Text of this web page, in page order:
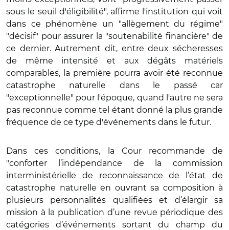
sous le seuil d'éligibilité", affirme l'institution qui voit
dans ce phénomène un "allègement du régime"
"décisif" pour assurer la "soutenabilité financière" de
ce dernier. Autrement dit, entre deux sécheresses
de même intensité et aux dégâts matériels
comparables, la première pourra avoir été reconnue
catastrophe naturelle dans le passé car
"exceptionnelle" pour l'époque, quand l'autre ne sera
pas reconnue comme tel étant donné la plus grande
fréquence de ce type d'événements dans le futur.
Dans ces conditions, la Cour recommande de
"conforter l’indépendance de la commission
interministérielle de reconnaissance de l’état de
catastrophe naturelle en ouvrant sa composition à
plusieurs personnalités qualifiées et d’élargir sa
mission à la publication d’une revue périodique des
catégories d’événements sortant du champ du